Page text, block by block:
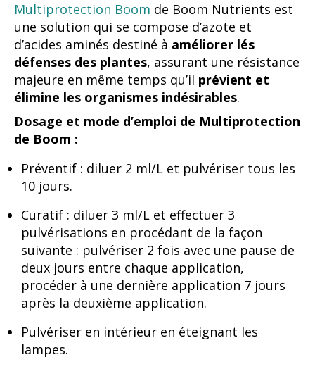
Multiprotection Boom de Boom Nutrients est
une solution qui se compose d’azote et
d’acides aminés destiné à améliorer lés
défenses des plantes, assurant une résistance
majeure en même temps qu’il prévient et
élimine les organismes indésirables.
Dosage et mode d’emploi de Multiprotection
de Boom :
Préventif : diluer 2 ml/L et pulvériser tous les
10 jours.
Curatif : diluer 3 ml/L et effectuer 3
pulvérisations en procédant de la façon
suivante : pulvériser 2 fois avec une pause de
deux jours entre chaque application,
procéder à une dernière application 7 jours
après la deuxième application.
Pulvériser en intérieur en éteignant les
lampes.